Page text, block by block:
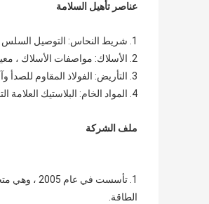
عناصر تأهيل السلامة
1. شريط النحاس: التوصيل السلس وآمنة وموثوق بها.
2. الأسلاك: مواصفات الأسلاك ، معيار السلامة.
3. التأريض: الفولاذ المقاوم للصدأ وآمنة وموثوق بها.
4. المواد الخام: البلاستيك العلامة التجارية الجديدة ، دائم وجميلة.
ملف الشركة
1. تأسست
الطاقة.